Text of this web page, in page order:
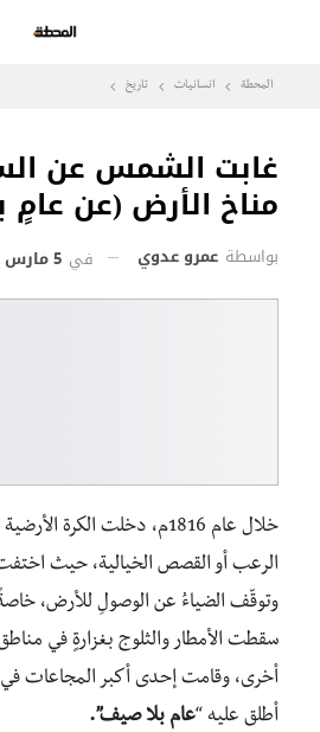
المحطة انسانيات تاريخ
غابت الشمس عن
مناخ الأرض (عن
بواسطة عمرو عدوي في 5 مارس 2022
خلال عام 1816م، دخلت الكرة
الرعب أو القصص الخيالية، حيث
وتوقّف الضياءُ عن الوصولِ للأرض،
سقطت الأمطار والثلوج بغزارةٍ في
أخرى، وقامت إحدى أكبر المجاعات في
أطلق عليه “عام بلا صيف”.